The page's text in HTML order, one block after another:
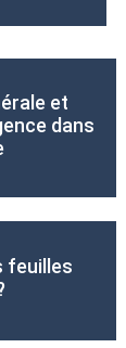
et
dans
feuilles